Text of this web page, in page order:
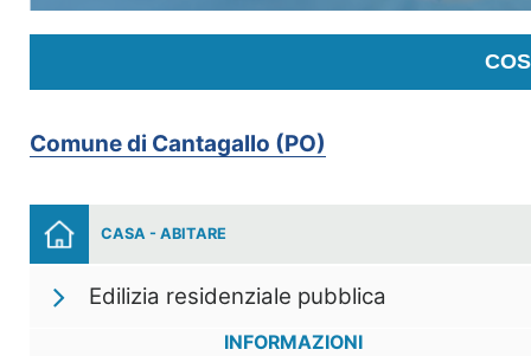
Comune di Cantagallo (PO)
CASA - ABITARE
Edilizia residenziale pubblica
INFORMAZIONI